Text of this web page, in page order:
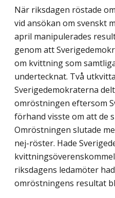
När riksdagen röstade
vid ansökan om svenskt
april manipulerades
genom att
om kvittning som
undertecknat. Två
Sverigedemokraterna
omröstningen eftersom
förhand visste om att de
Omröstningen slutade
nej-röster. Hade
riksdagens ledamöter
omröstningens resultat